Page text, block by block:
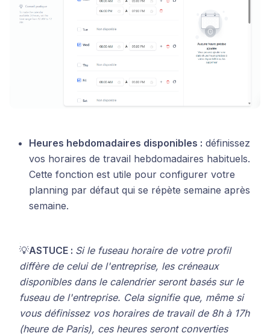
Heures hebdomadaires disponibles : définissez
vos horaires de travail hebdomadaires habituels.
Cette fonction est utile pour configurer votre
planning par défaut qui se répète semaine après
semaine.
💡ASTUCE : Si le fuseau horaire de votre profil
diffère de celui de l'entreprise, les créneaux
disponibles dans le calendrier seront basés sur le
fuseau de l'entreprise. Cela signifie que, même si
vous définissez vos horaires de travail de 8h à 17h
(heure de Paris), ces heures seront converties